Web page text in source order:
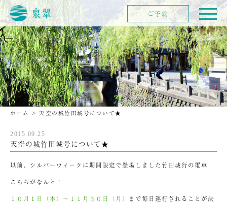
ホーム > 天空の城竹田城号について★
2015.09.25
天空の城竹田城号について★
以前、シルバーウィークに期間限定で登場しました竹田城行の電車
こちらがなんと！
１０月１日（木）～１１月３０日（月）
まで毎日運行されることが決
ご予約